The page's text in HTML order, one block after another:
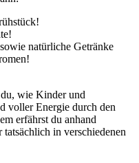
natürliche Getränke
wie Kinder und
voller Energie durch den
erfährst du anhand
in verschiedenen